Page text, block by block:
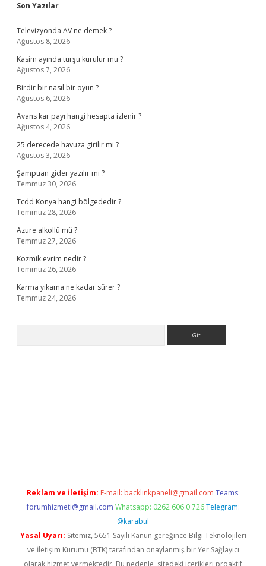
Son Yazılar
Televizyonda AV ne demek ?
Ağustos 8, 2026
Kasim ayında turşu kurulur mu ?
Ağustos 7, 2026
Birdir bir nasıl bir oyun ?
Ağustos 6, 2026
Avans kar payı hangi hesapta izlenir ?
Ağustos 4, 2026
25 derecede havuza girilir mi ?
Ağustos 3, 2026
Şampuan gider yazılır mı ?
Temmuz 30, 2026
Tcdd Konya hangi bölgededir ?
Temmuz 28, 2026
Azure alkollü mü ?
Temmuz 27, 2026
Kozmik evrim nedir ?
Temmuz 26, 2026
Karma yıkama ne kadar sürer ?
Temmuz 24, 2026
Reklam ve İletişim: E-mail: backlinkpaneli@gmail.com Teams:
forumhizmeti@gmail.com Whatsapp: 0262 606 0 726 Telegram:
@karabul
Yasal Uyarı: Sitemiz, 5651 Sayılı Kanun gereğince Bilgi Teknolojileri
ve İletişim Kurumu (BTK) tarafından onaylanmış bir Yer Sağlayıcı
olarak hizmet vermektedir. Bu nedenle, sitedeki içerikleri proaktif